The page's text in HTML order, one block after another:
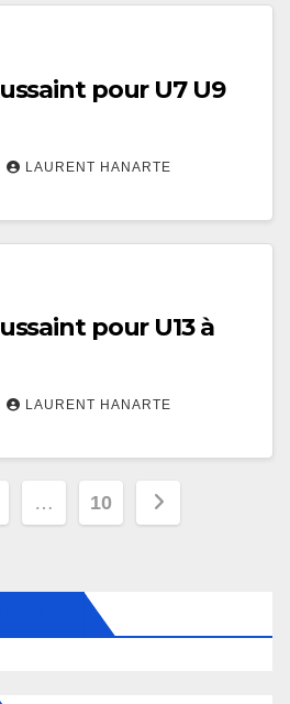
pour U7 U9
LAURENT HANARTE
pour U13 à
LAURENT HANARTE
… 10